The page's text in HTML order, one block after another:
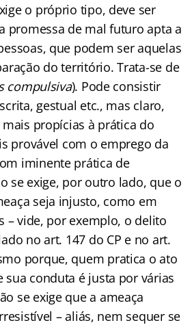
o próprio tipo, deve ser
promessa de mal futuro apta a
que podem ser aquelas
do território. Trata-se de
compulsiva). Pode consistir
gestual etc., mas claro,
propícias à prática do
provável com o emprego da
iminente prática de
se exige, por outro lado, que o
seja injusto, como em
– vide, por exemplo, o delito
no art. 147 do CP e no art.
porque, quem pratica o ato
sua conduta é justa por várias
se exige que a ameaça
– aliás, nem sequer se